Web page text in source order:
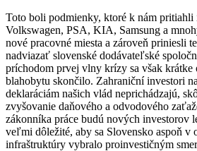
Toto boli podmienky, ktoré k nám ­pritiahli
Volkswagen, PSA, KIA, Samsung a
nové pracovné miesta a zároveň priniesli
nadviazať slovenské dodávateľské
príchodom prvej vlny krízy sa však krátke
blahobytu skončilo. Zahraniční investori
deklaráciám našich vlád neprichádzajú,
zvyšovanie daňového a odvodového
zákonníka práce budú nových investorov
veľmi dôležité, aby sa Slovensko aspoň v
infraštruktúry vybralo proinvestičným